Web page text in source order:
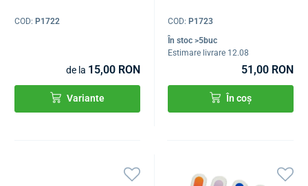
COD: P1722
de la 15,00 RON
Variante
COD:P1723
În stoc >5buc
Estimare livrare 12.08
51,00 RON
În coș